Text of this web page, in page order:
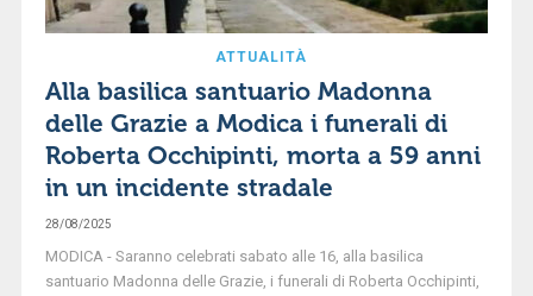
ATTUALITÀ
Alla basilica santuario Madonna
delle Grazie a Modica i funerali di
Roberta Occhipinti, morta a 59 anni
in un incidente stradale
28/08/2025
MODICA - Saranno celebrati sabato alle 16, alla basilica
santuario Madonna delle Grazie, i funerali di Roberta Occhipinti,